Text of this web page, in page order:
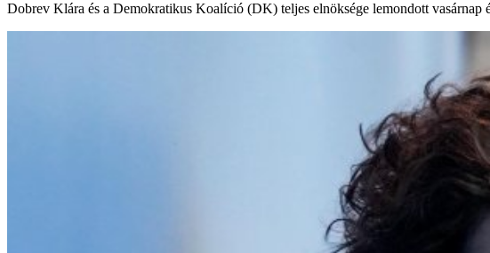
Dobrev Klára és a Demokratikus Koalíció (DK) teljes elnöksége lemondott vasárnap